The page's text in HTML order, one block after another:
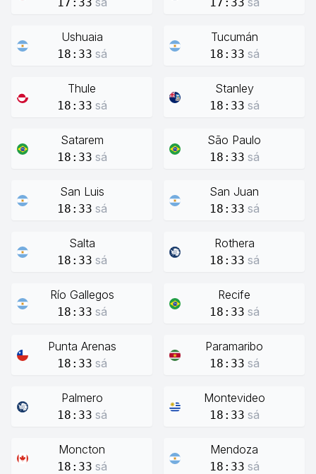
Ushuaia
18:33 sá
Tucumán
18:33 sá
Thule
18:33 sá
Stanley
18:33 sá
Satarem
18:33 sá
São Paulo
18:33 sá
San Luis
18:33 sá
San Juan
18:33 sá
Salta
18:33 sá
Rothera
18:33 sá
Río Gallegos
18:33 sá
Recife
18:33 sá
Punta Arenas
18:33 sá
Paramaribo
18:33 sá
Palmero
18:33 sá
Montevideo
18:33 sá
Moncton
18:33 sá
Mendoza
18:33 sá